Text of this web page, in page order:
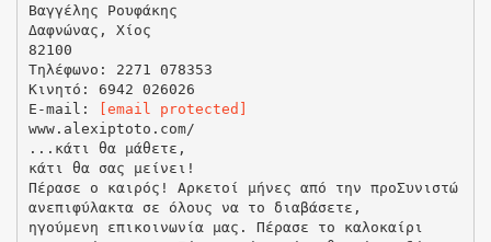
Βαγγέλης Ρουφάκης
Δαφνώνας, Χίος
82100
Τηλέφωνο: 2271 078353
Κινητό: 6942 026026
E-mail:
[email protected]